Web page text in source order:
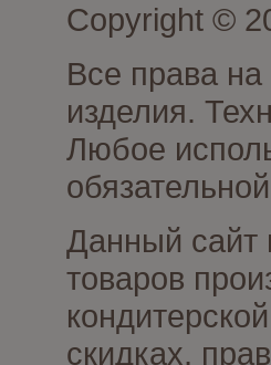
Copyright ©
Все права
изделия.
Любое
Данный сайт
товаров
скидках,